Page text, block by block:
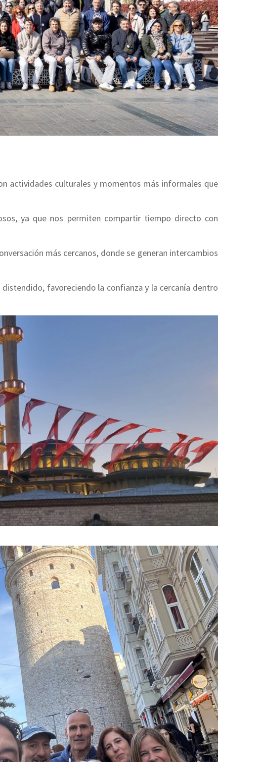
actividades culturales y momentos más informales que
ya que nos permiten compartir tiempo directo con
más cercanos, donde se generan intercambios
favoreciendo la confianza y la cercanía dentro